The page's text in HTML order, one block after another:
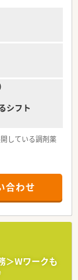
おり、慶弔見舞金
けられます
ム
働きやすい環境
院から調剤薬
つ方の転職も歓
シフト
している調剤薬
合わせ
＞Wワークも